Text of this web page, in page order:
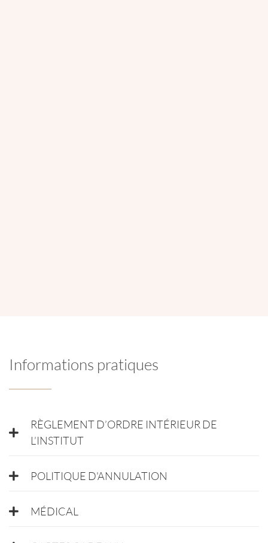
Informations pratiques
RÈGLEMENT D’ORDRE INTÉRIEUR DE
L’INSTITUT
POLITIQUE D'ANNULATION
MÉDICAL